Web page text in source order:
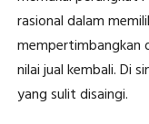
rasional dalam
mempertimbangkan
nilai jual kembali. Di
yang sulit disaingi.